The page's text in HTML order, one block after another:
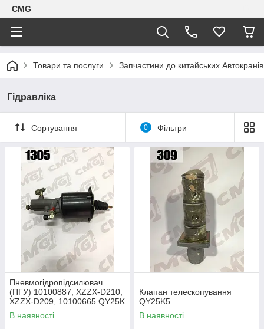
CMG
Товари та послуги Запчастини до китайських Автокранів
Гідравліка
Сортування 0 Фільтри
Пневмогідропідсилювач
(ПГУ) 10100887, XZZX-D210,
XZZX-D209, 10100665 QY25K
В наявності
Клапан телескопування
QY25K5
В наявності